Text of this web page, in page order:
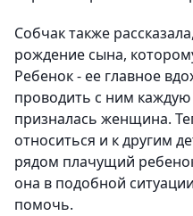
Собчак также
рождение сына,
Ребенок - ее главное
проводить с ним
призналась женщина.
относиться и к другим
рядом плачущий
она в подобной
помочь.